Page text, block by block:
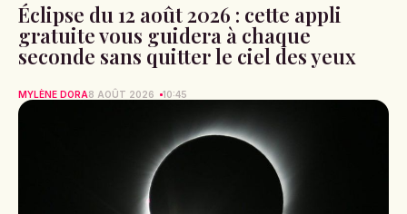
Éclipse du 12 août 2026 : cette appli
gratuite vous guidera à chaque
seconde sans quitter le ciel des yeux
MYLÈNE DORA8 AOÛT 2026 10:45